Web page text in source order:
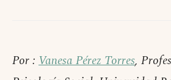
Por : Vanesa Pérez Torres,